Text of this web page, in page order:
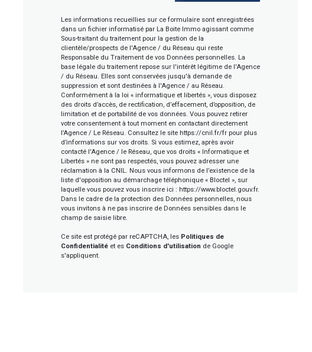
Les informations recueillies sur ce formulaire sont enregistrées
dans un fichier informatisé par La Boite Immo agissant comme
Sous-traitant du traitement pour la gestion de la
clientèle/prospects de l'Agence / du Réseau qui reste
Responsable du Traitement de vos Données personnelles. La
base légale du traitement repose sur l'intérêt légitime de l'Agence
/ du Réseau. Elles sont conservées jusqu'à demande de
suppression et sont destinées à l'Agence / au Réseau.
Conformément à la loi « informatique et libertés », vous disposez
des droits d’accès, de rectification, d’effacement, d’opposition, de
limitation et de portabilité de vos données. Vous pouvez retirer
votre consentement à tout moment en contactant directement
l’Agence / Le Réseau. Consultez le site https://cnil.fr/frpour plus
d’informations sur vos droits. Si vous estimez, après avoir
contacté l'Agence / le Réseau, que vos droits « Informatique et
Libertés » ne sont pas respectés, vous pouvez adresser une
réclamation à la CNIL. Nous vous informons de l’existence de la
liste d'opposition au démarchage téléphonique « Bloctel », sur
laquelle vous pouvez vous inscrire ici : https://www.bloctel.gouv.fr.
Dans le cadre de la protection des Données personnelles, nous
vous invitons à ne pas inscrire de Données sensibles dans le
champ de saisie libre.
Ce site est protégé par reCAPTCHA, les Politiques de
Confidentialitéet es Conditions d'utilisation de Google
s'appliquent.